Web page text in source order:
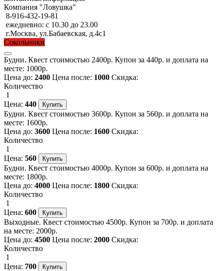
Компания "Ловушка"
8-916-432-19-81
ежедневно: с 10.30 до 23.00
г.Москва, ул.Бабаевская, д.4с1
Сокольники
Будни. Квест стоимостью 2400р. Купон за 440р. и доплата на
месте: 1000р.
Цена до: 2400 Цена после: 1000 Скидка:
Количество
1
Цена: 440
Будни. Квест стоимостью 3600р. Купон за 560р. и доплата на
месте: 1600р.
Цена до: 3600 Цена после: 1600 Скидка:
Количество
1
Цена: 560
Будни. Квест стоимостью 4000р. Купон за 600р. и доплата на
месте: 1800р.
Цена до: 4000 Цена после: 1800 Скидка:
Количество
1
Цена: 600
Выходные. Квест стоимостью 4500р. Купон за 700р. и доплата
на месте: 2000р.
Цена до: 4500 Цена после: 2000 Скидка:
Количество
1
Цена: 700